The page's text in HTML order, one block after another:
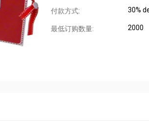
付款方式: 30%
最低订购数量: 2000